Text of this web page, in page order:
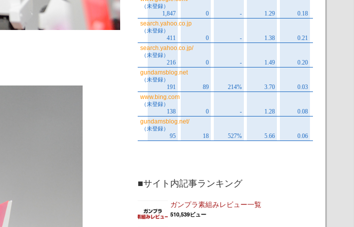
■サイト内記事ランキング
ガンプラ素組みレビュー一覧
510,539ビュー